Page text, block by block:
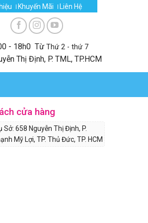
Khuyến Mãi Liên Hệ
- 18h0 TừThứ 2 - thứ 7
Thị Định, P. TML, TP.HCM
cửa hàng
Sở: 658 Nguyễn Thị Định, P.
Mỹ Lợi, TP. Thủ Đức, TP. HCM